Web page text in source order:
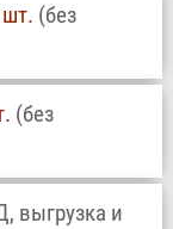
(без
(без
выгрузка и